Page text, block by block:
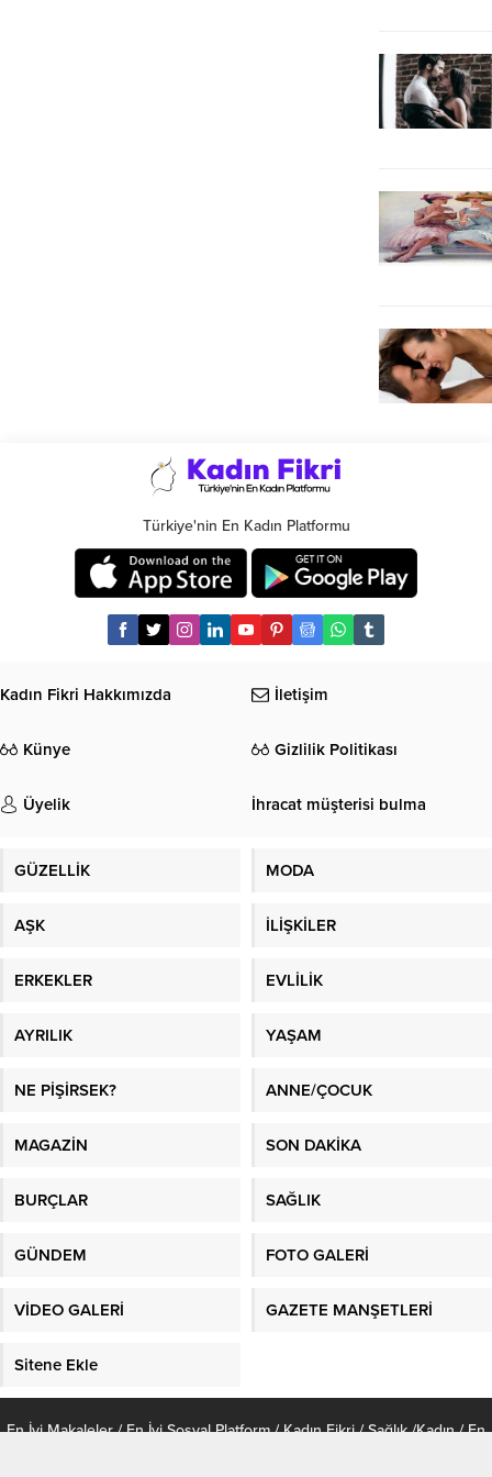
Türkiye'nin En Kadın Platformu
Kadın Fikri Hakkımızda İletişim
Künye Gizlilik Politikası
Üyelik İhracat müşterisi bulma
GÜZELLİK MODA
AŞK İLİŞKİLER
ERKEKLER EVLİLİK
AYRILIK YAŞAM
NE PİŞİRSEK? ANNE/ÇOCUK
MAGAZİN SON DAKİKA
BURÇLAR SAĞLIK
GÜNDEM FOTO GALERİ
VİDEO GALERİ GAZETE MANŞETLERİ
Sitene Ekle
En İyi Makaleler/En İyi Sosyal Platform/Kadın Fikri/Sağlık/Kadın/En